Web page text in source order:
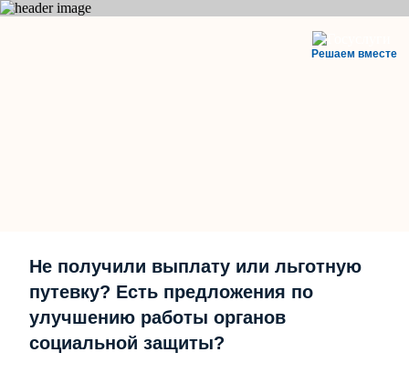
Решаем вместе
Не получили выплату или льготную
путевку? Есть предложения по
улучшению работы органов
социальной защиты?